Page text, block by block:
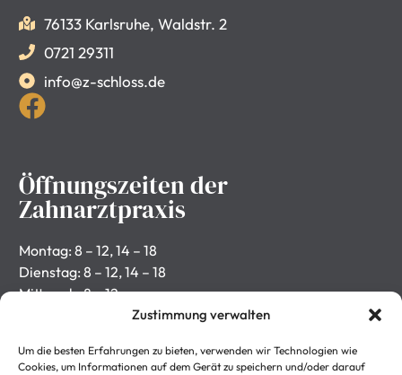
Zustimmung verwalten
Um die besten Erfahrungen zu bieten, verwenden wir Technologien wie
Cookies, um Informationen auf dem Gerät zu speichern und/oder darauf
76133 Karlsruhe, Waldstr. 2
0721 29311
info@z-schloss.de
Öffnungszeiten der
Zahnarztpraxis
Montag: 8 – 12, 14 – 18
Dienstag: 8 – 12, 14 – 18
Mittwoch: 8 – 12
Donnerstag: 8 – 12, 14 – 18